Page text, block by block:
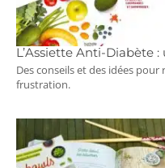
L’Assiette Anti-Diabète
Des conseils et des idées
frustration.